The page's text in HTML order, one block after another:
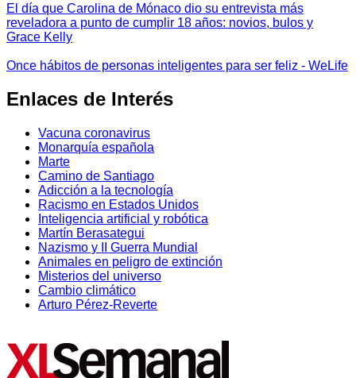
El día que Carolina de Mónaco dio su entrevista más
reveladora a punto de cumplir 18 años: novios, bulos y
Grace Kelly
Once hábitos de personas inteligentes para ser feliz - WeLife
Enlaces de Interés
Vacuna coronavirus
Monarquía española
Marte
Camino de Santiago
Adicción a la tecnología
Racismo en Estados Unidos
Inteligencia artificial y robótica
Martín Berasategui
Nazismo y II Guerra Mundial
Animales en peligro de extinción
Misterios del universo
Cambio climático
Arturo Pérez-Reverte